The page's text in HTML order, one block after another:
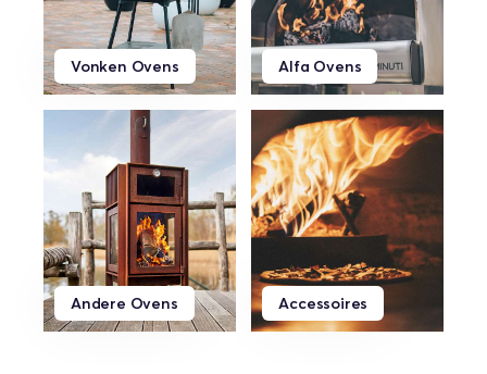
Vonken Ovens Alfa Ovens
Andere Ovens Accessoires